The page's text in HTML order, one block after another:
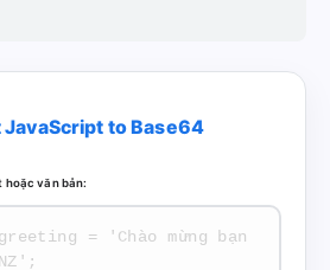
to Base64
hoặc văn bản: